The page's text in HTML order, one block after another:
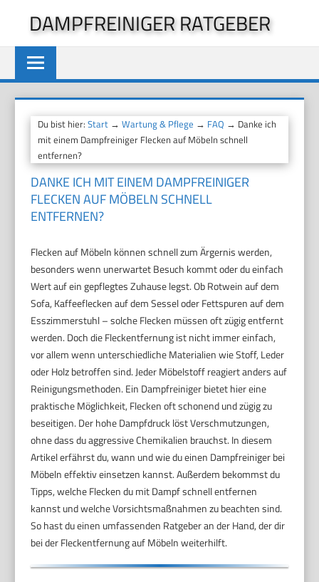
springen
DAMPFREINIGER RATGEBER
Du bist hier:Start →Wartung & Pflege → FAQ → Danke ich
mit einem Dampfreiniger Flecken auf Möbeln schnell
entfernen?
DANKE ICH MIT EINEM DAMPFREINIGER
FLECKEN AUF MÖBELN SCHNELL
ENTFERNEN?
Flecken auf Möbeln können schnell zum Ärgernis werden,
besonders wenn unerwartet Besuch kommt oder du einfach
Wert auf ein gepflegtes Zuhause legst. Ob Rotwein auf dem
Sofa, Kaffeeflecken auf dem Sessel oder Fettspuren auf dem
Esszimmerstuhl – solche Flecken müssen oft zügig entfernt
werden. Doch die Fleckentfernung ist nicht immer einfach,
vor allem wenn unterschiedliche Materialien wie Stoff, Leder
oder Holz betroffen sind. Jeder Möbelstoff reagiert anders auf
Reinigungsmethoden. Ein Dampfreiniger bietet hier eine
praktische Möglichkeit, Flecken oft schonend und zügig zu
beseitigen. Der hohe Dampfdruck löst Verschmutzungen,
ohne dass du aggressive Chemikalien brauchst. In diesem
Artikel erfährst du, wann und wie du einen Dampfreiniger bei
Möbeln effektiv einsetzen kannst. Außerdem bekommst du
Tipps, welche Flecken du mit Dampf schnell entfernen
kannst und welche Vorsichtsmaßnahmen zu beachten sind.
So hast du einen umfassenden Ratgeber an der Hand, der dir
bei der Fleckentfernung auf Möbeln weiterhilft.